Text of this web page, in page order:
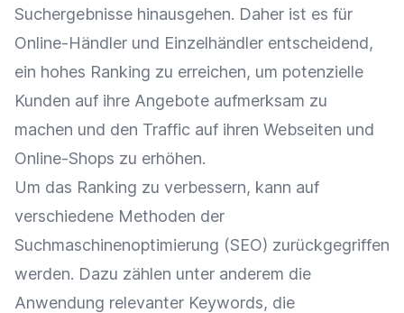
Suchergebnisse hinausgehen. Daher ist es für
Online-Händler und Einzelhändler entscheidend,
ein hohes Ranking zu erreichen, um potenzielle
Kunden auf ihre Angebote aufmerksam zu
machen und den Traffic auf ihren Webseiten und
Online-Shops zu erhöhen.
Um das Ranking zu verbessern, kann auf
verschiedene Methoden der
Suchmaschinenoptimierung (SEO) zurückgegriffen
werden. Dazu zählen unter anderem die
Anwendung relevanter Keywords, die